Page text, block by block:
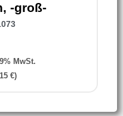
-groß-
MwSt.
€)